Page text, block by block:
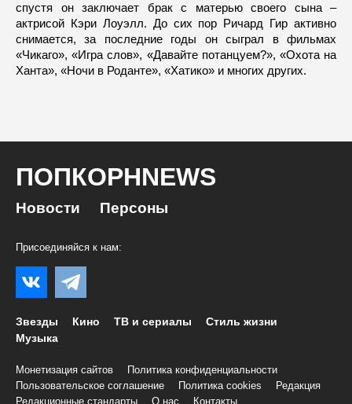
спустя он заключает брак с матерью своего сына –
актрисой Кэри Лоуэлл. До сих пор Ричард Гир активно
снимается, за последние годы он сыграл в фильмах
«Чикаго», «Игра слов», «Давайте потанцуем?», «Охота на
Ханта», «Ночи в Роданте», «Хатико» и многих других.
ПОПКОРНNEWS
Новости Персоны
Присоединяйся к нам:
Звезды Кино ТВ и сериалы
Стиль жизни
Музыка
Монетизация сайтов
Политика конфиденциальности
Пользовательское соглашение
Политика cookies
Редакция
Редакционные стандарты
О нас Контакты